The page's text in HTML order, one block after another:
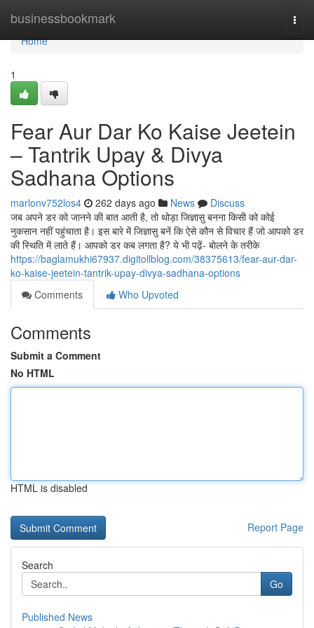
businessbookmark
Home
Home
1
Fear Aur Dar Ko Kaise Jeetein
– Tantrik Upay & Divya
Sadhana Options
marlonv752los4 262 days ago News
Discuss
जब अपने डर को जानने की बात आती है, तो थोड़ा जिज्ञासु बनना किसी को कोई
नुकसान नहीं पहुंचाता है। इस बारे में जिज्ञासु बनें कि ऐसे कौन से विचार हैं जो आपको डर
की स्थिति में लाते हैं। आपको डर कब लगता है? ये भी पढ़ें- बाेलने के तरीके
https://baglamukhi67937.digitollblog.com/38375613/fear-aur-dar-
ko-kaise-jeetein-tantrik-upay-divya-sadhana-options
Comments
Who Upvoted
Comments
Submit a Comment
No HTML
HTML is disabled
Report Page
Search
Go
Published News